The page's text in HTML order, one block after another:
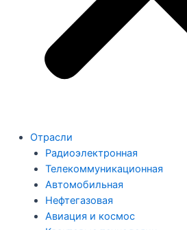
Отрасли
Радиоэлектронная
Телекоммуникационная
Автомобильная
Нефтегазовая
Авиация и космос